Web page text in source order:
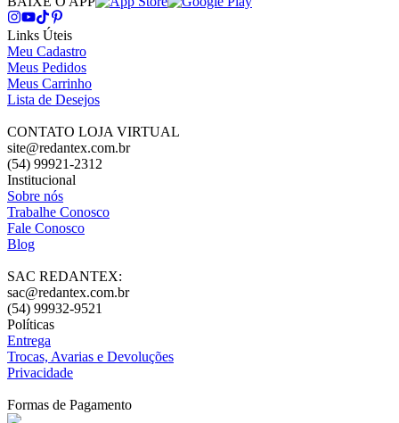
Links Úteis
Meu Cadastro
Meus Pedidos
Meus Carrinho
Lista de Desejos
CONTATO LOJA VIRTUAL
site@redantex.com.br
(54) 99921-2312
Institucional
Sobre nós
Trabalhe Conosco
Fale Conosco
Blog
SAC REDANTEX:
sac@redantex.com.br
(54) 99932-9521
Políticas
Entrega
Trocas, Avarias e Devoluções
Privacidade
Formas de Pagamento